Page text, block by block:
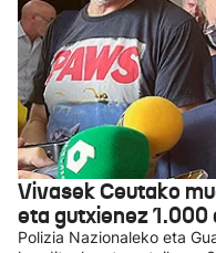
Vivasek Ceutako
eta gutxienez
Polizia Nazionaleko eta